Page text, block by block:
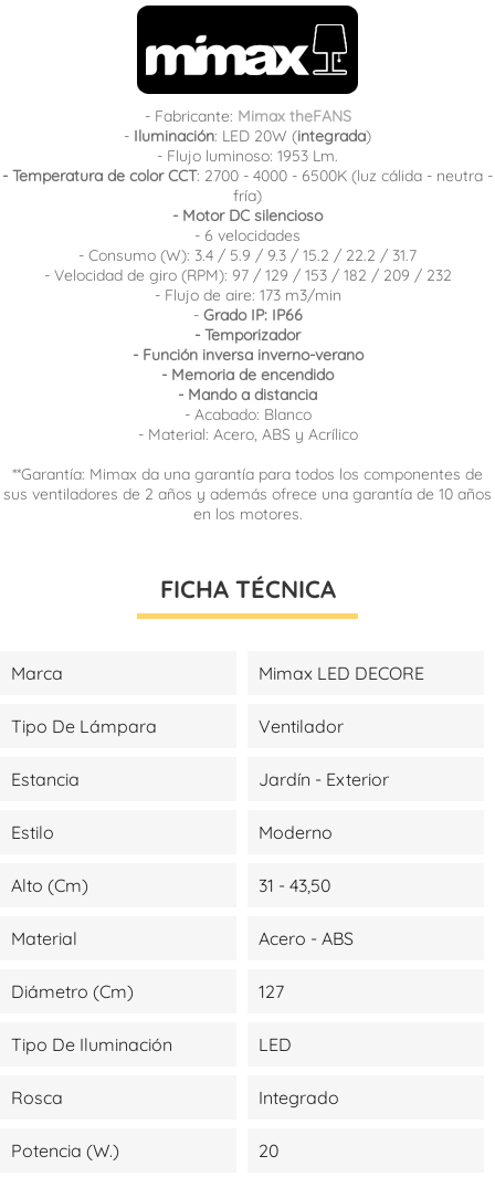
- Fabricante: Mimax theFANS
- Iluminación: LED 20W (integrada)
- Flujo luminoso: 1953 Lm.
- Temperatura de color CCT: 2700 - 4000 - 6500K (luz cálida - neutra -
fría)
- Motor DC silencioso
- 6 velocidades
- Consumo (W): 3.4 / 5.9 / 9.3 / 15.2 / 22.2 / 31.7
- Velocidad de giro (RPM): 97 / 129 / 153 / 182 / 209 / 232
- Flujo de aire: 173 m3/min
- Grado IP: IP66
- Temporizador
- Función inversa inverno-verano
- Memoria de encendido
- Mando a distancia
- Acabado: Blanco
- Material: Acero, ABS y Acrílico
**Garantía: Mimax da una garantía para todos los componentes de
sus ventiladores de 2 años y además ofrece una garantía de 10 años
en los motores.
FICHA TÉCNICA
Marca Mimax LED DECORE
Tipo De Lámpara Ventilador
Estancia Jardín - Exterior
Estilo Moderno
Alto (cm) 31 - 43,50
Material Acero - ABS
Diámetro (cm) 127
Tipo De Iluminación LED
Rosca Integrado
Potencia (W.) 20